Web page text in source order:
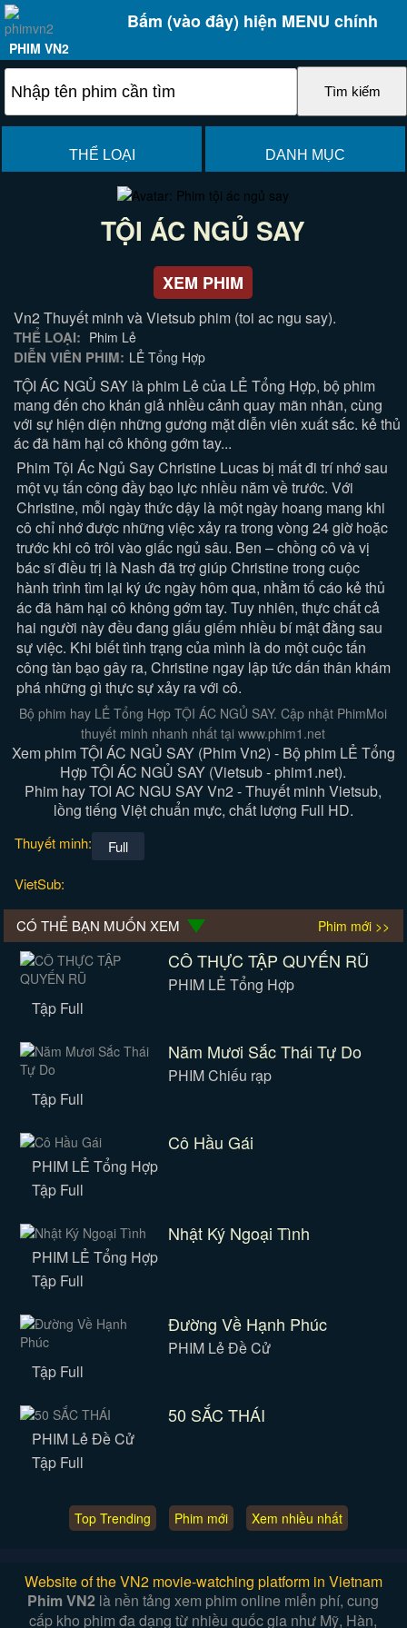
Bấm (vào đây) hiện MENU chính
PHIM VN2
THỂ LOẠI DANH MỤC
TỘI ÁC NGỦ SAY
XEM PHIM
Vn2 Thuyết minh và Vietsub phim (toi ac ngu say).
THỂ LOẠI: Phim Lẻ
DIỄN VIÊN PHIM: LẺ Tổng Hợp
TỘI ÁC NGỦ SAY là phim Lẻ của LẺ Tổng Hợp, bộ phim
mang đến cho khán giả nhiều cảnh quay mãn nhãn, cùng
với sự hiện diện những gương mặt diễn viên xuất sắc. kẻ thủ
ác đã hãm hại cô không gớm tay...
Phim Tội Ác Ngủ Say Christine Lucas bị mất đi trí nhớ sau
một vụ tấn công đầy bạo lực nhiều năm về trước. Với
Christine, mỗi ngày thức dậy là một ngày hoang mang khi
cô chỉ nhớ được những việc xảy ra trong vòng 24 giờ hoặc
trước khi cô trôi vào giấc ngủ sâu. Ben – chồng cô và vị
bác sĩ điều trị là Nash đã trợ giúp Christine trong cuộc
hành trình tìm lại ký ức ngày hôm qua, nhằm tố cáo kẻ thủ
ác đã hãm hại cô không gớm tay. Tuy nhiên, thực chất cả
hai người này đều đang giấu giếm nhiều bí mật đằng sau
sự việc. Khi biết tình trạng của mình là do một cuộc tấn
công tàn bạo gây ra, Christine ngay lập tức dấn thân khám
phá những gì thực sự xảy ra với cô.
Bộ phim hay LẺ Tổng Hợp TỘI ÁC NGỦ SAY. Cập nhật PhimMoi
thuyết minh nhanh nhất tại www.phim1.net
Xem phim TỘI ÁC NGỦ SAY (Phim Vn2) - Bộ phim LẺ Tổng
Hợp TỘI ÁC NGỦ SAY (Vietsub - phim1.net).
Phim hay TOI AC NGU SAY Vn2 - Thuyết minh Vietsub,
lồng tiếng Việt chuẩn mực, chất lượng Full HD.
Thuyết minh:
Full
VietSub:
CÓ THỂ BẠN MUỐN XEM Phim mới >>
CÔ THỰC TẬP QUYẾN RŨ
PHIM LẺ Tổng Hợp
Tập Full
Năm Mươi Sắc Thái Tự Do
PHIM Chiếu rạp
Tập Full
Cô Hầu Gái
PHIM LẺ Tổng Hợp
Tập Full
Nhật Ký Ngoại Tình
PHIM LẺ Tổng Hợp
Tập Full
Đường Về Hạnh Phúc
PHIM Lẻ Đề Cử
Tập Full
50 SẮC THÁI
PHIM Lẻ Đề Cử
Tập Full
Top Trending Phim mới Xem nhiều nhất
Website of the VN2 movie-watching platform in Vietnam
Phim VN2 là nền tảng xem phim online miễn phí, cung
cấp kho phim đa dạng từ nhiều quốc gia như Mỹ, Hàn,